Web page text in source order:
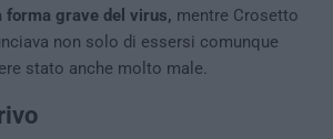
forma grave del virus, mentre Crosetto
non solo di essersi comunque
stato anche molto male.